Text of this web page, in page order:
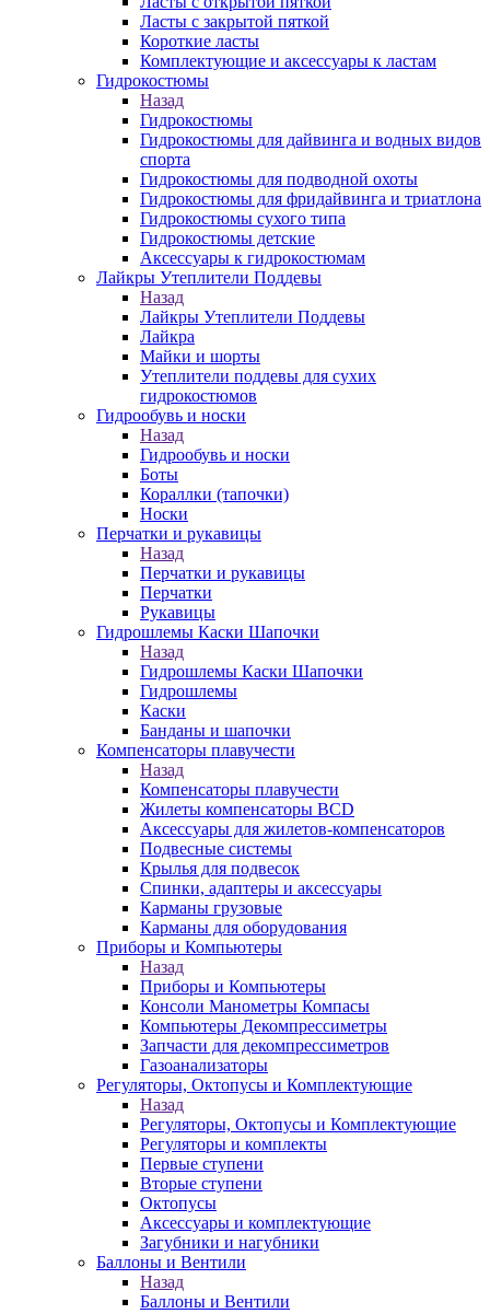
Ласты с закрытой пяткой
Короткие ласты
Комплектующие и аксессуары к ластам
Гидрокостюмы
Назад
Гидрокостюмы
Гидрокостюмы для дайвинга и водных видов
спорта
Гидрокостюмы для подводной охоты
Гидрокостюмы для фридайвинга и триатлона
Гидрокостюмы сухого типа
Гидрокостюмы детские
Аксессуары к гидрокостюмам
Лайкры Утеплители Поддевы
Назад
Лайкры Утеплители Поддевы
Лайкра
Майки и шорты
Утеплители поддевы для сухих
гидрокостюмов
Гидрообувь и носки
Назад
Гидрообувь и носки
Боты
Кораллки (тапочки)
Носки
Перчатки и рукавицы
Назад
Перчатки и рукавицы
Перчатки
Рукавицы
Гидрошлемы Каски Шапочки
Назад
Гидрошлемы Каски Шапочки
Гидрошлемы
Каски
Банданы и шапочки
Компенсаторы плавучести
Назад
Компенсаторы плавучести
Жилеты компенсаторы BCD
Аксессуары для жилетов-компенсаторов
Подвесные системы
Крылья для подвесок
Спинки, адаптеры и аксессуары
Карманы грузовые
Карманы для оборудования
Приборы и Компьютеры
Назад
Приборы и Компьютеры
Консоли Манометры Компасы
Компьютеры Декомпрессиметры
Запчасти для декомпрессиметров
Газоанализаторы
Регуляторы, Октопусы и Комплектующие
Назад
Регуляторы, Октопусы и Комплектующие
Регуляторы и комплекты
Первые ступени
Вторые ступени
Октопусы
Аксессуары и комплектующие
Загубники и нагубники
Баллоны и Вентили
Назад
Баллоны и Вентили